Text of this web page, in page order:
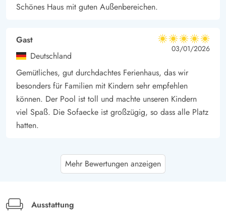
Schönes Haus mit guten Außenbereichen.
Gast
Deutschland
5 von 5
5 von 5
5 out of 5
03/01/2026
Gemütliches, gut durchdachtes Ferienhaus, das wir
besonders für Familien mit Kindern sehr empfehlen
können. Der Pool ist toll und machte unseren Kindern
viel Spaß. Die Sofaecke ist großzügig, so dass alle Platz
hatten.
Deutschland
4.5 von 5
4.5 out of 5
Pool toll. Der Service war top, ein Problem wurde sofort
Mehr Bewertungen anzeigen
Ausstattung